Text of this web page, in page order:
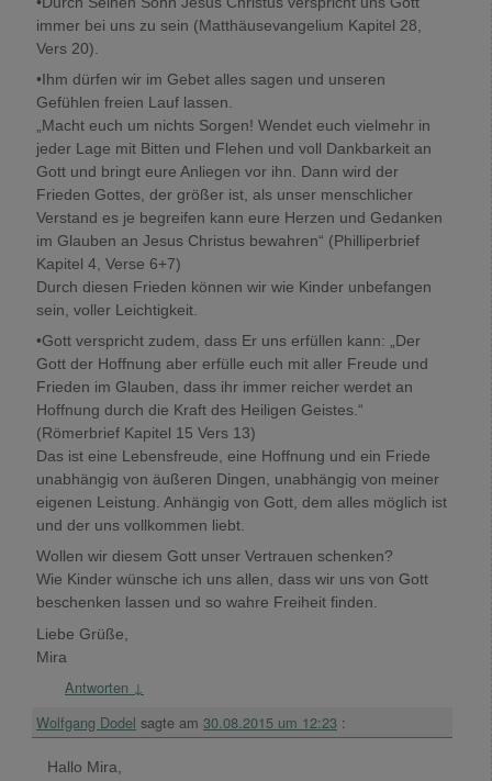
immer bei uns zu sein (Matthäusevangelium Kapitel 28,
Vers 20).
•Ihm dürfen wir im Gebet alles sagen und unseren
Gefühlen freien Lauf lassen.
„Macht euch um nichts Sorgen! Wendet euch vielmehr in
jeder Lage mit Bitten und Flehen und voll Dankbarkeit an
Gott und bringt eure Anliegen vor ihn. Dann wird der
Frieden Gottes, der größer ist, als unser menschlicher
Verstand es je begreifen kann eure Herzen und Gedanken
im Glauben an Jesus Christus bewahren“ (Philliperbrief
Kapitel 4, Verse 6+7)
Durch diesen Frieden können wir wie Kinder unbefangen
sein, voller Leichtigkeit.
•Gott verspricht zudem, dass Er uns erfüllen kann: „Der
Gott der Hoffnung aber erfülle euch mit aller Freude und
Frieden im Glauben, dass ihr immer reicher werdet an
Hoffnung durch die Kraft des Heiligen Geistes.“
(Römerbrief Kapitel 15 Vers 13)
Das ist eine Lebensfreude, eine Hoffnung und ein Friede
unabhängig von äußeren Dingen, unabhängig von meiner
eigenen Leistung. Anhängig von Gott, dem alles möglich ist
und der uns vollkommen liebt.
Wollen wir diesem Gott unser Vertrauen schenken?
Wie Kinder wünsche ich uns allen, dass wir uns von Gott
beschenken lassen und so wahre Freiheit finden.
Liebe Grüße,
Mira
Antworten ↓
Wolfgang Dodel sagte am 30.08.2015 um 12:23 :
Hallo Mira,